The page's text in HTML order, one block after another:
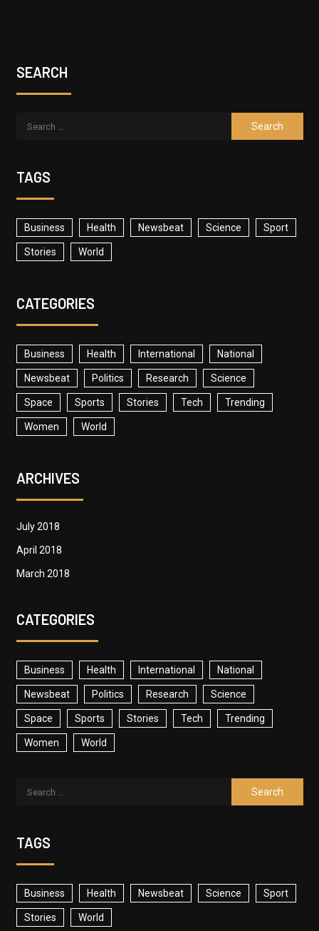
SEARCH
TAGS
Business Health Newsbeat Science Sport
Stories World
CATEGORIES
Business Health International National
Newsbeat Politics Research Science
Space Sports Stories Tech Trending
Women World
ARCHIVES
July 2018
April 2018
March 2018
CATEGORIES
Business Health International National
Newsbeat Politics Research Science
Space Sports Stories Tech Trending
Women World
TAGS
Business Health Newsbeat Science Sport
Stories World